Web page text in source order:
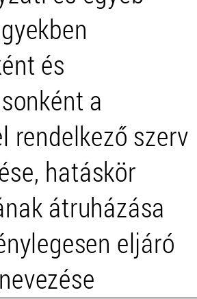
és
a
rendelkező szerv
hatáskör
átruházása
eljáró